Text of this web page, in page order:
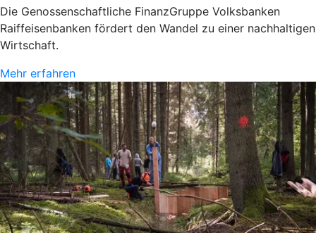
Die Genossenschaftliche FinanzGruppe Volksbanken
Raiffeisenbanken fördert den Wandel zu einer nachhaltigen
Wirtschaft.
Mehr erfahren